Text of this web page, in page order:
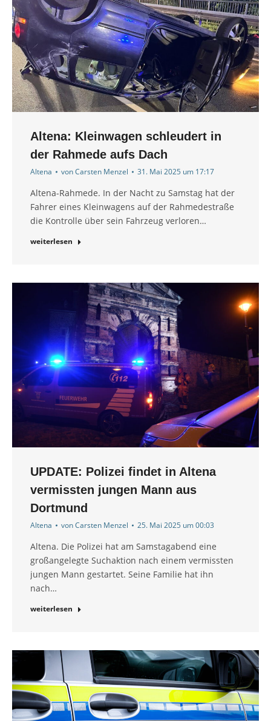
Altena: Kleinwagen schleudert in
der Rahmede aufs Dach
Altena vonCarsten Menzel 31. Mai 2025 um 17:17
Altena-Rahmede. In der Nacht zu Samstag hat der
Fahrer eines Kleinwagens auf der Rahmedestraße
die Kontrolle über sein Fahrzeug verloren…
weiterlesen
UPDATE: Polizei findet in Altena
vermissten jungen Mann aus
Dortmund
Altena vonCarsten Menzel 25. Mai 2025 um 00:03
Altena. Die Polizei hat am Samstagabend eine
großangelegte Suchaktion nach einem vermissten
jungen Mann gestartet. Seine Familie hat ihn
nach…
weiterlesen